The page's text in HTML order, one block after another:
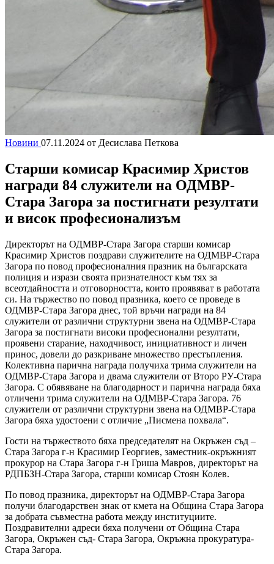
Новини 07.11.2024 от Десислава Петкова
Старши комисар Красимир Христов
награди 84 служители на ОДМВР-
Стара Загора за постигнати резултати
и висок професионализъм
Директорът на ОДМВР-Стара Загора старши комисар
Красимир Христов поздрави служителите на ОДМВР-Стара
Загора по повод професионалния празник на българската
полиция и изрази своята признателност към тях за
всеотдайността и отговорността, които проявяват в работата
си. На тържество по повод празника, което се проведе в
ОДМВР-Стара Загора днес, той връчи награди на 84
служители от различни структурни звена на ОДМВР-Стара
Загора за постигнати високи професионални резултати,
проявени старание, находчивост, инициативност и личен
принос, довели до разкриване множество престъпления.
Колективна парична награда получиха трима служители на
ОДМВР-Стара Загора и двама служители от Второ РУ-Стара
Загора. С обявяване на благодарност и парична награда бяха
отличени трима служители на ОДМВР-Стара Загора. 76
служители от различни структурни звена на ОДМВР-Стара
Загора бяха удостоени с отличие „Писмена похвала“.
Гости на тържеството бяха председателят на Окръжен съд –
Стара Загора г-н Красимир Георгиев, заместник-окръжният
прокурор на Стара Загора г-н Гриша Мавров, директорът на
РДПБЗН-Стара Загора, старши комисар Стоян Колев.
По повод празника, директорът на ОДМВР-Стара Загора
получи благодарствен знак от кмета на Община Стара Загора
за добрата съвместна работа между институциите.
Поздравителни адреси бяха получени от Община Стара
Загора, Окръжен съд- Стара Загора, Окръжна прокуратура-
Стара Загора.